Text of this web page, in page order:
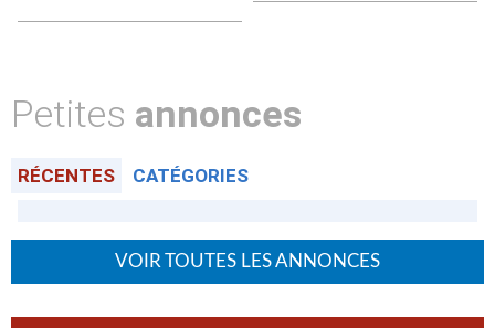
Petites annonces
RÉCENTES CATÉGORIES
VOIR TOUTES LES ANNONCES